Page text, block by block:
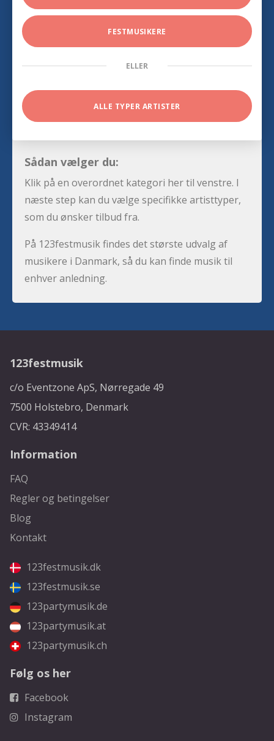
FESTMUSIKERE
ELLER
ALLE TYPER ARTISTER
Sådan vælger du:
Klik på en overordnet kategori her til venstre. I
næste step kan du vælge specifikke artisttyper,
som du ønsker tilbud fra.
På 123festmusik findes det største udvalg af
musikere i Danmark, så du kan finde musik til
enhver anledning.
123festmusik
c/o Eventzone ApS, Nørregade 49
7500 Holstebro, Denmark
CVR: 43349414
Information
FAQ
Regler og betingelser
Blog
Kontakt
123festmusik.dk
123festmusik.se
123partymusik.de
123partymusik.at
123partymusik.ch
Følg os her
Facebook
Instagram